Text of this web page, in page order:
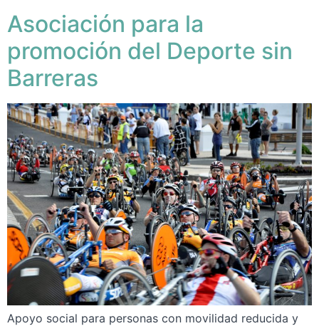
Asociación para la
promoción del Deporte sin
Barreras
Apoyo social para personas con movilidad reducida y